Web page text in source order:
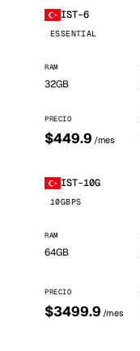
IST-6
ESSENTIAL
RAM
32GB
PRECIO
$449.9 /mes
IST-10G
10GBPS
RAM
64GB
PRECIO
$3499.9 /mes